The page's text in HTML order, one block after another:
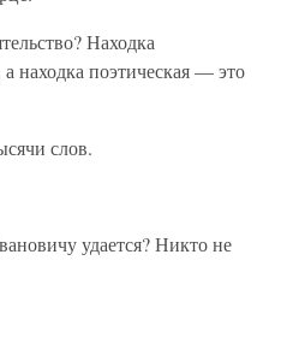
Находка
находка поэтическая — это
слов.
удается? Никто не